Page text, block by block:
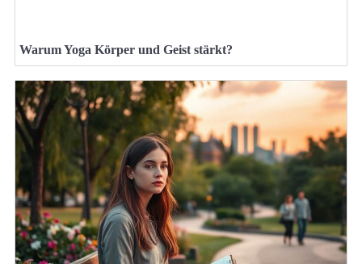
Warum Yoga Körper und Geist stärkt?